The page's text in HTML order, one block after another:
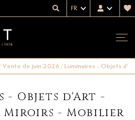
FR
Vente de juin 2026/Luminaires - Objets
- Objets d'Art -
Miroirs - Mobilier